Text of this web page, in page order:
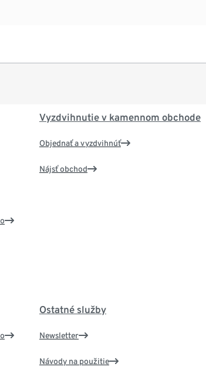
Vyzdvihnutie v kamennom obchode
Objednať a vyzdvihnúť
Nájsť obchod
Ostatné služby
Newsletter
Návody na použitie